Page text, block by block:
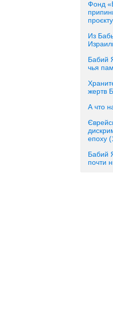
Фонд
Из
Бабий
чья
жертв
А что
епоху
Бабий
почти